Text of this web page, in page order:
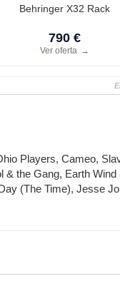
Behringer X32 Rack
790 €
Ver oferta →
Players, Cameo,
the Gang, Earth Wind
(The Time), Jesse